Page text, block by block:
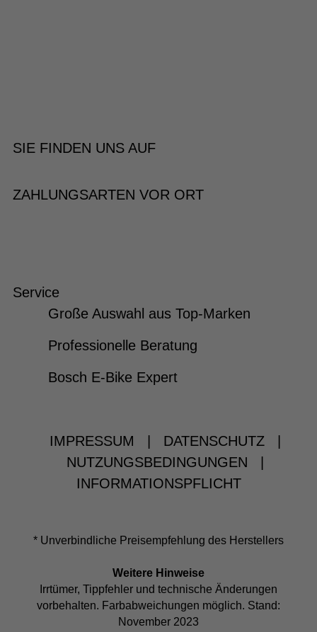
SIE FINDEN UNS AUF
ZAHLUNGSARTEN VOR ORT
Service
Große Auswahl aus Top-Marken
Professionelle Beratung
Bosch E-Bike Expert
IMPRESSUM DATENSCHUTZ
NUTZUNGSBEDINGUNGEN
INFORMATIONSPFLICHT
* Unverbindliche Preisempfehlung des Herstellers
Weitere Hinweise
Irrtümer, Tippfehler und technische Änderungen
vorbehalten. Farbabweichungen möglich. Stand:
November 2023